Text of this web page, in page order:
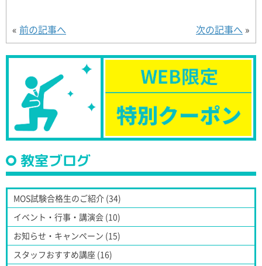
« 前の記事へ 次の記事へ »
教室ブログ
MOS試験合格生のご紹介 (34)
イベント・行事・講演会 (10)
お知らせ・キャンペーン (15)
スタッフおすすめ講座 (16)